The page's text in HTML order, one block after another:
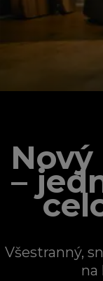
–
Všestranný,
na